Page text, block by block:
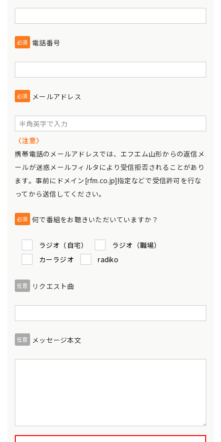
必須 電話番号
必須 メールアドレス
〈注意〉
携帯電話のメールアドレスでは、エフエム山形からの返信メ
ールが迷惑メールフィルタにより受信拒否されることがあり
ます。事前にドメイン[rfm.co.jp]指定などで受信許可を行な
ってから送信してください。
必須 何で番組をお聴きいただいていますか？
ラジオ（自宅）
ラジオ（職場）
カーラジオ
radiko
任意 リクエスト曲
任意 メッセージ本文